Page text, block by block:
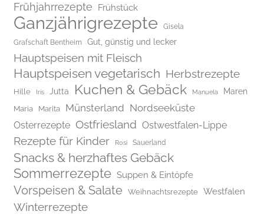
Frühjahrrezepte Frühstück
Ganzjährigrezepte
Gisela
Grafschaft Bentheim
Gut, günstig und lecker
Hauptspeisen mit Fleisch
Hauptspeisen vegetarisch Herbstrezepte
Hille Iris Jutta Kuchen & Gebäck Manuela Maren
Maria Marita Münsterland Nordseeküste
Osterrezepte Ostfriesland Ostwestfalen-Lippe
Rezepte für Kinder Rosi Sauerland
Snacks & herzhaftes Gebäck
Sommerrezepte Suppen & Eintöpfe
Vorspeisen & Salate Weihnachtsrezepte Westfalen
Winterrezepte